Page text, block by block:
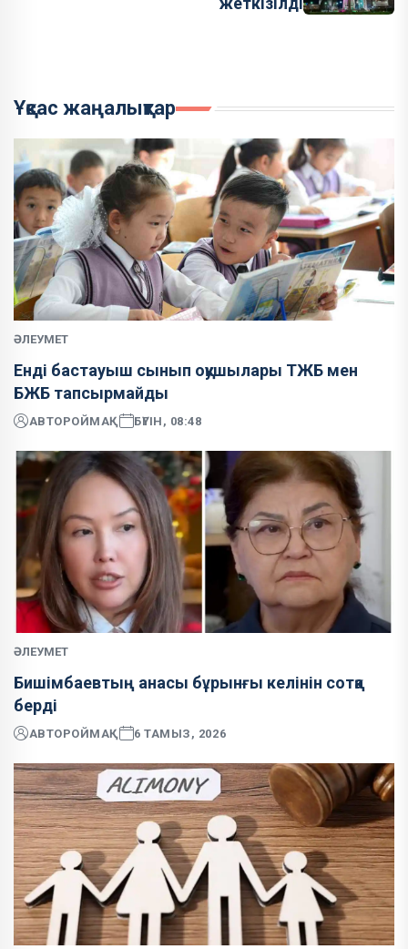
Ұқсас жаңалықтар
ӘЛЕУМЕТ
Енді бастауыш сынып оқушылары ТЖБ мен
БЖБ тапсырмайды
АВТОРОЙМАҚ БҮГІН, 08:48
ӘЛЕУМЕТ
Бишімбаевтың анасы бұрынғы келінін сотқа
берді
АВТОРОЙМАҚ 6 ТАМЫЗ, 2026